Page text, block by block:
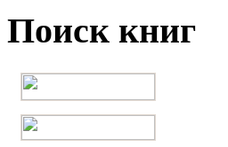
Поиск книг